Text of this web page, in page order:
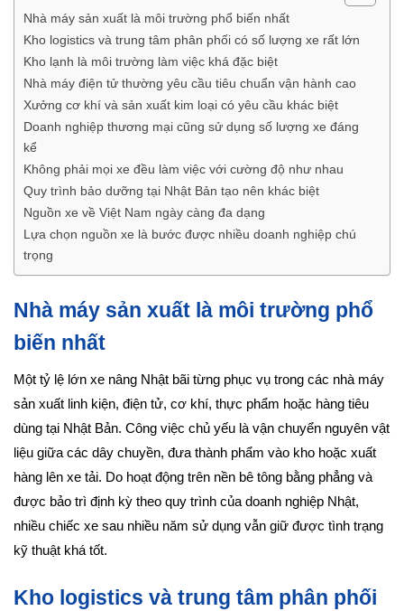
Nhà máy sản xuất là môi trường phổ biến nhất
Kho logistics và trung tâm phân phối có số lượng xe rất lớn
Kho lạnh là môi trường làm việc khá đặc biệt
Nhà máy điện tử thường yêu cầu tiêu chuẩn vận hành cao
Xưởng cơ khí và sản xuất kim loại có yêu cầu khác biệt
Doanh nghiệp thương mại cũng sử dụng số lượng xe đáng
kể
Không phải mọi xe đều làm việc với cường độ như nhau
Quy trình bảo dưỡng tại Nhật Bản tạo nên khác biệt
Nguồn xe về Việt Nam ngày càng đa dạng
Lựa chọn nguồn xe là bước được nhiều doanh nghiệp chú
trọng
Nhà máy sản xuất là môi trường phổ
biến nhất
Một tỷ lệ lớn xe nâng Nhật bãi từng phục vụ trong các nhà máy
sản xuất linh kiện, điện tử, cơ khí, thực phẩm hoặc hàng tiêu
dùng tại Nhật Bản. Công việc chủ yếu là vận chuyển nguyên vật
liệu giữa các dây chuyền, đưa thành phẩm vào kho hoặc xuất
hàng lên xe tải. Do hoạt động trên nền bê tông bằng phẳng và
được bảo trì định kỳ theo quy trình của doanh nghiệp Nhật,
nhiều chiếc xe sau nhiều năm sử dụng vẫn giữ được tình trạng
kỹ thuật khá tốt.
Kho logistics và trung tâm phân phối